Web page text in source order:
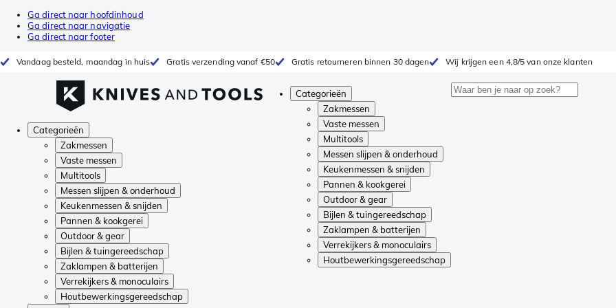
Ga direct naar hoofdinhoud
Ga direct naar navigatie
Ga direct naar footer
Vandaag besteld, maandag in huis Gratis verzending vanaf €50 Gratis retourneren binnen 30 dagen Wij krijgen een 4,8/5 van onze klanten
Categorieën
Zakmessen
Vaste messen
Multitools
Messen slijpen & onderhoud
Keukenmessen & snijden
Pannen & kookgerei
Outdoor & gear
Bijlen & tuingereedschap
Zaklampen & batterijen
Verrekijkers & monoculairs
Houtbewerkingsgereedschap
Categorieën
Zakmessen
Vaste messen
Multitools
Messen slijpen & onderhoud
Keukenmessen & snijden
Pannen & kookgerei
Outdoor & gear
Bijlen & tuingereedschap
Zaklampen & batterijen
Verrekijkers & monoculairs
Houtbewerkingsgereedschap